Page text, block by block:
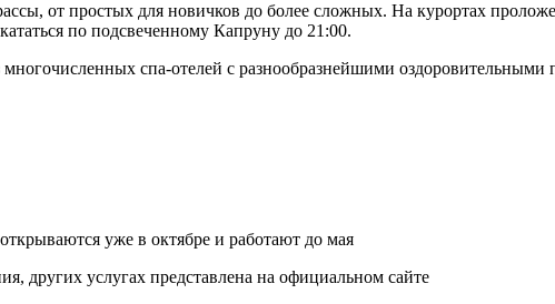
от простых для новичков до более сложных. На курортах
по подсвеченному Капруну до 21:00.
спа-отелей с разнообразнейшими
уже в октябре и работают до мая
других услугах представлена на официальном сайте